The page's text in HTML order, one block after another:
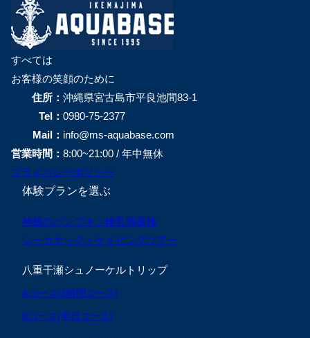
すべては
お客様の笑顔のために
住所： 沖縄県宮古島市平良池間83-1
Tel： 0980-75-2377
Mail： info@ms-aquabase.com
営業時間： 8:00~21:00 / 年中無休
プライバシーポリシー
体験プランを選ぶ
神秘のパンプキン鍾乳洞探検
シーカヤック＋ケイビングツアー
八重干瀬シュノーケルトリップ
Aコース(3時間コース)
Bコース(半日コース)